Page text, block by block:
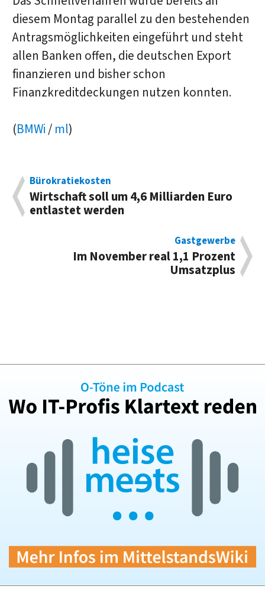
diesem Montag parallel zu den bestehenden
Antragsmöglichkeiten eingeführt und steht
allen Banken offen, die deutschen Export
finanzieren und bisher schon
Finanzkreditdeckungen nutzen konnten.
(BMWi/ ml)
Bürokratiekosten
Wirtschaft soll um 4,6 Milliarden Euro
entlastet werden
Gastgewerbe
Im November real 1,1 Prozent
Umsatzplus